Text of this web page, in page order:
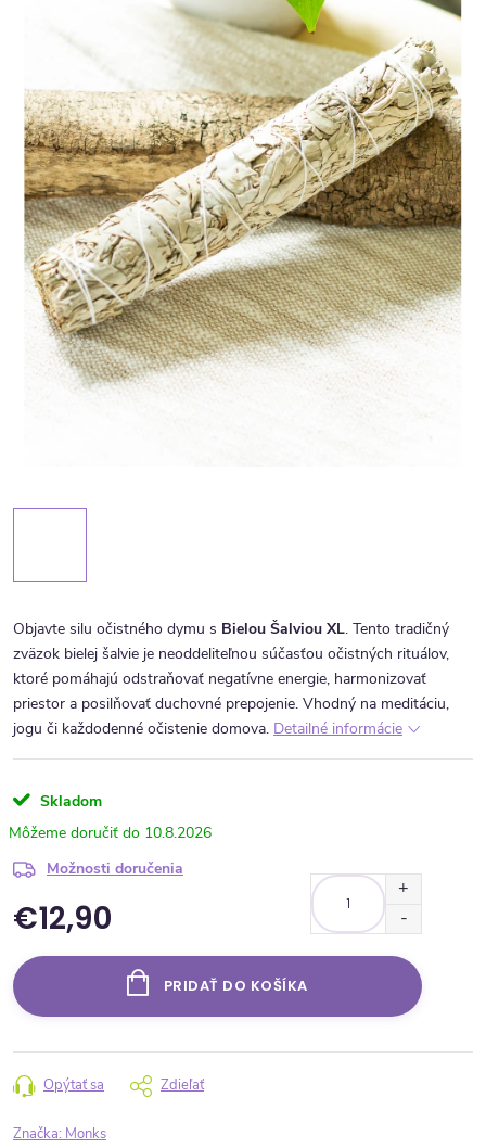
Objavte silu očistného dymu s Bielou Šalviou XL. Tento tradičný
zväzok bielej šalvie je neoddeliteľnou súčasťou očistných rituálov,
ktoré pomáhajú odstraňovať negatívne energie, harmonizovať
priestor a posilňovať duchovné prepojenie. Vhodný na meditáciu,
jogu či každodenné očistenie domova. Detailné informácie
Skladom
10.8.2026
Možnosti doručenia
€12,90
PRIDAŤ DO KOŠÍKA
Opýtať sa Zdieľať
Značka: Monks